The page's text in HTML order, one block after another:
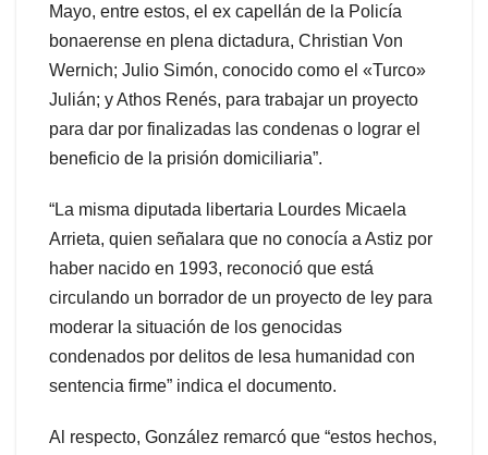
Mayo, entre estos, el ex capellán de la Policía
bonaerense en plena dictadura, Christian Von
Wernich; Julio Simón, conocido como el «Turco»
Julián; y Athos Renés, para trabajar un proyecto
para dar por finalizadas las condenas o lograr el
beneficio de la prisión domiciliaria”.
“La misma diputada libertaria Lourdes Micaela
Arrieta, quien señalara que no conocía a Astiz por
haber nacido en 1993, reconoció que está
circulando un borrador de un proyecto de ley para
moderar la situación de los genocidas
condenados por delitos de lesa humanidad con
sentencia firme” indica el documento.
Al respecto, González remarcó que “estos hechos,